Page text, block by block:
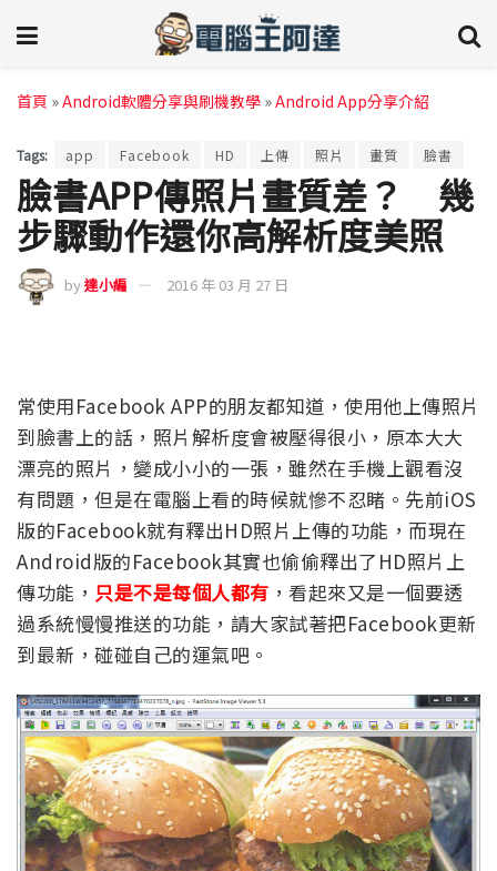
首頁 »Android軟體分享與刷機教學 »Android App分享介紹
Tags: app Facebook HD 上傳 照片 畫質 臉書
臉書APP傳照片畫質差？ 幾
步驟動作還你高解析度美照
by達小編 2016 年 03 月 27 日
常使用Facebook APP的朋友都知道，使用他上傳照片
到臉書上的話，照片解析度會被壓得很小，原本大大
漂亮的照片，變成小小的一張，雖然在手機上觀看沒
有問題，但是在電腦上看的時候就慘不忍睹。先前iOS
版的Facebook就有釋出HD照片上傳的功能，而現在
Android版的Facebook其實也偷偷釋出了HD照片上
傳功能， 只是不是每個人都有 ，看起來又是一個要透
過系統慢慢推送的功能，請大家試著把Facebook更新
到最新，碰碰自己的運氣吧。